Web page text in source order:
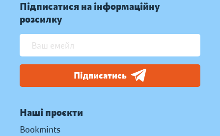
Підписатися на інформаційну
розсилку
Підписатись
Наші проєкти
Bookmints